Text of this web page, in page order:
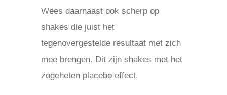
Wees daarnaast ook scherp op
shakes die juist het
tegenovergestelde resultaat met zich
mee brengen. Dit zijn shakes met het
zogeheten placebo effect.